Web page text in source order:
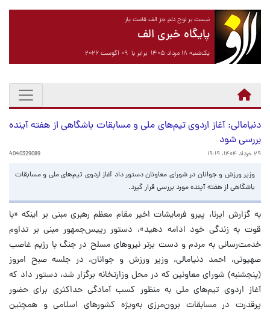
نیست بر لوح دلم جز الف قامت یار
پایگاه خبری الف
یک‌شنبه ۱۸ مرداد ۱۴۰۵ برابر با ۰۹ آگوست ۲۰۲۶
دنیامالی: آغاز اردوی تیم‌های ملی و مسابقات باشگاهی از هفته آینده
بررسی شود
۲۹ خرداد ۱۴۰۴، ۱۹:۱۹ 4040329089
وزیر ورزش و جوانان در شورای معاونان دستور داد آغاز اردوی تیم‌های ملی و مسابقات
باشگاهی از هفته آینده مورد بررسی قرار گیرد.
به گزارش ایرنا، پیرو فرمایشات اخیر مقام معظم رهبری مبنی بر اینکه «با
قوت به زندگی خود ادامه دهید»، دستور رییس‌جمهور مبنی بر تداوم
خدمت‌رسانی به مردم و دست برتر نیروهای مسلح در جنگ با رژیم غاصب
صهیونی، احمد دنیامالی، وزیر ورزش و جوانان، در جلسه صبح امروز
(پنجشنبه) شورای معاونین که در محل وزارتخانه برگزار شد، دستور داد که
آغاز اردوی تیم‌های ملی به منظور کسب آمادگی حداکثری برای حضور
پرقدرت در مسابقات برون‌مرزی به‌ویژه کشورهای اسلامی و همچنین